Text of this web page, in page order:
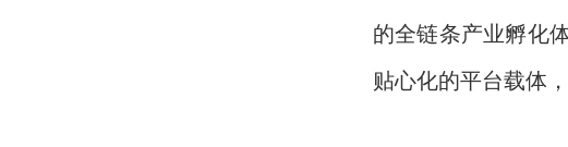
的全链条产业孵化
贴心化的平台载体